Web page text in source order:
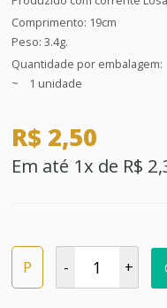
Comprimento: 19cm
Peso: 3.4g.
Quantidade por embalagem:
~ 1 unidade
R$ 2,50
Em até 1x de R$
P - +